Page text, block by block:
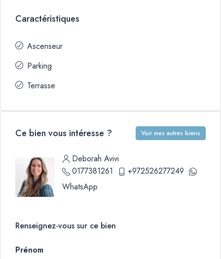
Caractéristiques
Ascenseur
Parking
Terrasse
Ce bien vous intéresse ? Voir mes autres biens
Deborah Avivi
0177381261
+972526277249
WhatsApp
Renseignez-vous sur ce bien
Prénom